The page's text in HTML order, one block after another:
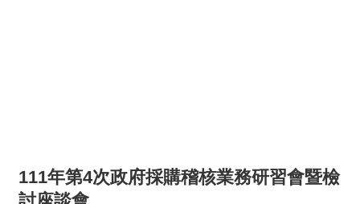
111年第4次政府採購稽核業務研習會暨檢